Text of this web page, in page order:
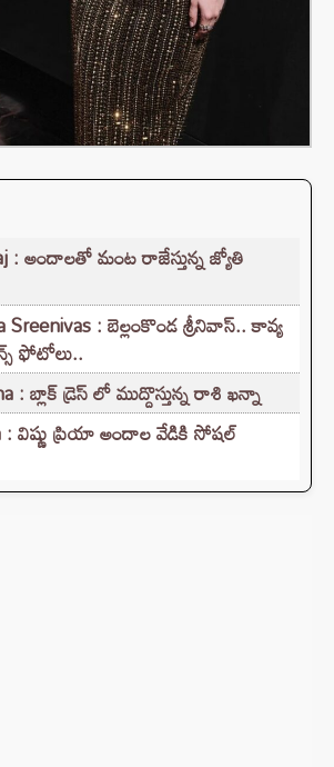
: అందాలతో మంట రాజేస్తున్న జ్యోతి
Sreenivas : బెల్లంకొండ శ్రీనివాస్.. కావ్య
ఫోటోలు..
: బ్లాక్ డ్రెస్ లో ముద్దొస్తున్న రాశి ఖన్నా
: విష్ణు ప్రియా అందాల వేడికి సోషల్